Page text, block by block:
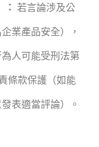
若言論涉及公
業產品安全），
人可能受刑法第
條款保護（如能
表適當評論）。